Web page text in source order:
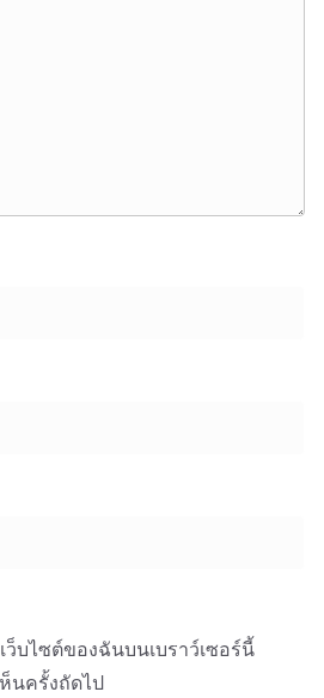
บไซต์ของฉันบนเบราว์เซอร์นี้
นครั้งถัดไป